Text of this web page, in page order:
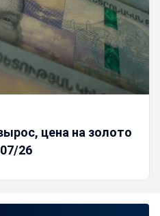
цена на золото
26